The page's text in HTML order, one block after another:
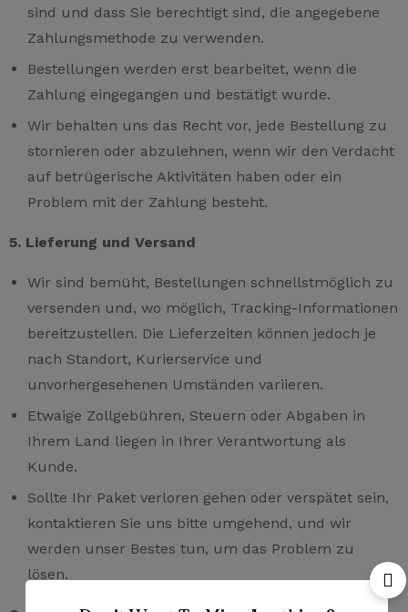
sind und dass Sie berechtigt sind, die angegebene
Zahlungsmethode zu verwenden.
Bestellungen werden erst bearbeitet, wenn die
Zahlung eingegangen und bestätigt wurde.
Wir behalten uns das Recht vor, jede Bestellung zu
stornieren oder abzulehnen, wenn wir den Verdacht
auf betrügerische Aktivitäten haben oder ein
Problem mit der Zahlung besteht.
5. Lieferung und Versand
Wir sind bemüht, Bestellungen schnellstmöglich zu
versenden und, wo möglich, Tracking-Informationen
bereitzustellen. Die Lieferzeiten können jedoch je
nach Standort, Kurierservice und
unvorhergesehenen Umständen variieren.
Etwaige Zollgebühren, Steuern oder Abgaben in
Ihrem Land liegen in Ihrer Verantwortung als
Kunde.
Sollte Ihr Paket verloren gehen oder verspätet sein,
kontaktieren Sie uns bitte umgehend, und wir
werden unser Bestes tun, um das Problem zu
lösen.